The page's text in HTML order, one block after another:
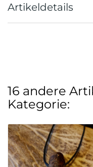
Artikeldetails
16 andere
Kategorie: